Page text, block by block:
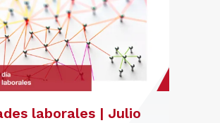
laborales | Julio